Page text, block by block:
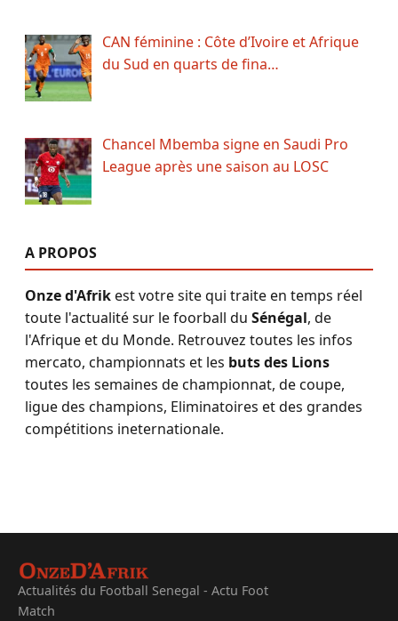
CAN féminine : Côte d’Ivoire et Afrique
du Sud en quarts de fina…
Chancel Mbemba signe en Saudi Pro
League après une saison au LOSC
A PROPOS
Onze d'Afrikest votre site qui traite en temps réel
toute l'actualité sur le foorball du Sénégal, de
l'Afrique et du Monde. Retrouvez toutes les infos
mercato, championnats et les buts des Lions
toutes les semaines de championnat, de coupe,
ligue des champions, Eliminatoires et des grandes
compétitions ineternationale.
Actualités du Football Senegal - Actu Foot
Match